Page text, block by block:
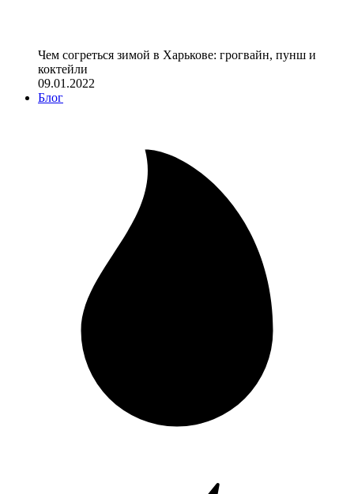
Чем согреться зимой в Харькове: грогвайн, пунш и
коктейли
09.01.2022
Блог